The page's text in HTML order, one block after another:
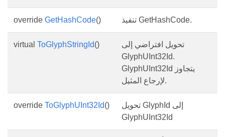
override GetHashCode() تنفيذ GetHashCode.
virtual ToGlyphStringId()
تحويل افتراضي إلى
GlyphUInt32Id.
GlyphUInt32Id يتجاوز
لإرجاع المثيل.
override ToGlyphUInt32Id()
تحويل GlyphId إلى
GlyphUInt32Id